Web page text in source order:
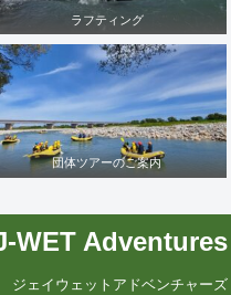
ラフティング
団体ツアーのご案内
WET Adventures
ジェイウェットアドベンチャーズ